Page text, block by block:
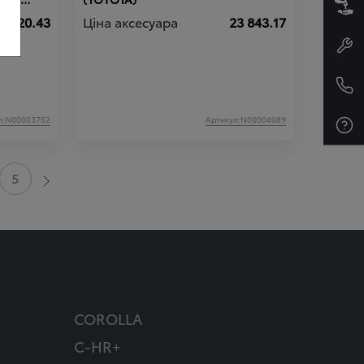
6 720.43 Ціна аксесуара 23 843.17
Артикул:N00004089
5
COROLLA
C-HR+